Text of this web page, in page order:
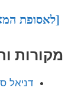
[לאסופת
מקורות